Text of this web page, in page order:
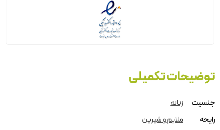
توضیحات تکمیلی
جنسیت
زنانه
رایحه
ملایم و شیرین